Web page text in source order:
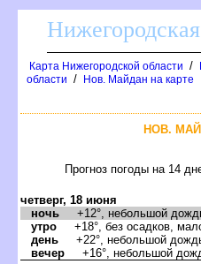
Карта Нижегородской области /
области / Нов. Майдан на карте
НОВ.
Прогноз погоды на 14
четверг, 18 июня
ночь +12°, небольшой
утро +18°, без осадков,
день +22°, небольшой
ечер +16°, небольшой